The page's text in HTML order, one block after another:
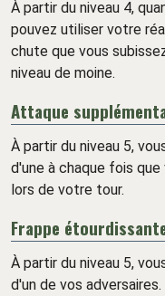
À partir du niveau 4,
pouvez utiliser votre
chute que vous
niveau de moine.
Attaque
À partir du niveau 5,
d'une à chaque fois
lors de votre tour.
Frappe
À partir du niveau 5,
d'un de vos